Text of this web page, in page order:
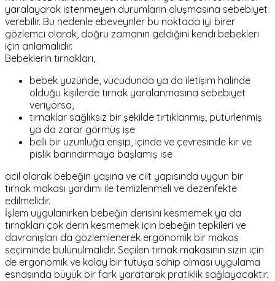
yaralayarak istenmeyen durumların oluşmasına sebebiyet
verebilir. Bu nedenle ebeveynler bu noktada iyi birer
gözlemci olarak, doğru zamanın geldiğini kendi bebekleri
için anlamalıdır.
Bebeklerin tırnakları,
bebek yüzünde, vücudunda ya da iletişim halinde
olduğu kişilerde tırnak yaralanmasına sebebiyet
veriyorsa,
tırnaklar sağlıksız bir şekilde tırtıklanmış, pütürlenmiş
ya da zarar görmüş işe
belli bir uzunluğa erişip, içinde ve çevresinde kir ve
pislik barındırmaya başlamış ise
acil olarak bebeğin yaşına ve cilt yapısında uygun bir
tırnak makası yardımı ile temizlenmeli ve dezenfekte
edilmelidir.
İşlem uygulanırken bebeğin derisini kesmemek ya da
tırnakları çok derin kesmemek için bebeğin tepkileri ve
davranışları da gözlemlenerek ergonomik bir makas
seçiminde bulunulmalıdır. Seçilen tırnak makasının sizin için
de ergonomik ve kolay bir tutuşa sahip olması uygulama
esnasında büyük bir fark yaratarak pratiklik sağlayacaktır.